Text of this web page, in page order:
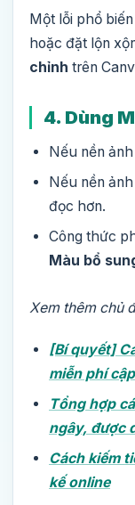
Một lỗi phổ
hoặc đặt lộn
chỉnh trên
4. Dùng
Nếu nền
Nếu nền
đọc hơn.
Công thức
Màu bổ
Xem thêm chủ
[Bí quyết]
miễn phí
Tổng hợp
ngây, được
Cách kiếm
kế online